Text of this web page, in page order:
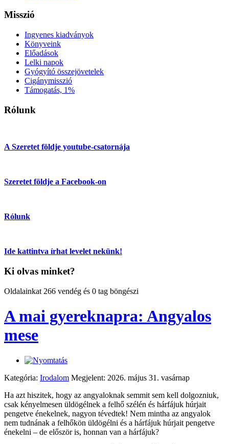
Misszió
Ingyenes kiadványok
Könyveink
Előadások
Lelki napok
Gyógyító összejövetelek
Cigánymisszió
Támogatás, 1%
Rólunk
A Szeretet földje youtube-csatornája
Szeretet földje a Facebook-on
Rólunk
Ide kattintva írhat levelet nekünk!
Ki olvas minket?
Oldalainkat 266 vendég és 0 tag böngészi
A mai gyereknapra: Angyalos
mese
Kategória: Irodalom Megjelent: 2026. május 31. vasárnap
Ha azt hiszitek, hogy az angyaloknak semmit sem kell dolgozniuk,
csak kényelmesen üldögélnek a felhő szélén és hárfájuk húrjait
pengetve énekelnek, nagyon tévedtek! Nem mintha az angyalok
nem tudnának a felhőkön üldögélni és a hárfájuk húrjait pengetve
énekelni – de először is, honnan van a hárfájuk?